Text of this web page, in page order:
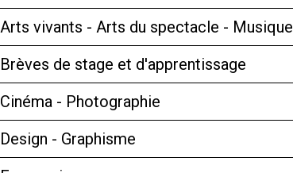
Arts vivants - Arts du spectacle - Musique
Brèves de stage et d'apprentissage
Cinéma - Photographie
Design - Graphisme